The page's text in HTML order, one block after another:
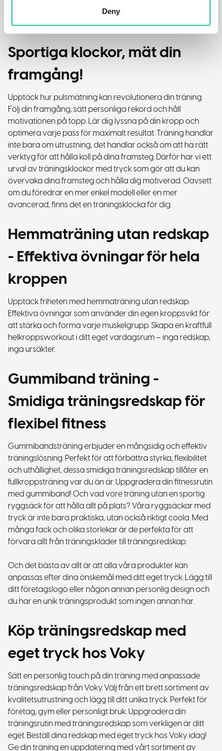
Deny
gymnastikpåsar kommer i olika storlekar och färger och
kan anpassas helt efter dina önskemål.
Sportiga klockor, mät din
framgång!
Upptäck hur pulsmätning kan revolutionera din träning.
Följ din framgång, sätt personliga rekord och håll
motivationen på topp. Lär dig lyssna på din kropp och
optimera varje pass för maximalt resultat. Träning handlar
inte bara om utrustning, det handlar också om att ha rätt
verktyg för att hålla koll på dina framsteg. Därför har vi ett
urval av träningsklockor med tryck som gör att du kan
övervaka dina framsteg och hålla dig motiverad. Oavsett
om du föredrar en mer enkel modell eller en mer
avancerad, finns det en träningsklocka för dig.
Hemmaträning utan redskap
- Effektiva övningar för hela
kroppen
Upptäck friheten med hemmaträning utan redskap.
Effektiva övningar som använder din egen kroppsvikt för
att stärka och forma varje muskelgrupp. Skapa en kraftfull
helkroppsworkout i ditt eget vardagsrum – inga redskap,
inga ursäkter.
Gummiband träning -
Smidiga träningsredskap för
flexibel fitness
Gummibandsträning erbjuder en mångsidig och effektiv
träningslösning. Perfekt för att förbättra styrka, flexibilitet
och uthållighet, dessa smidiga träningsredskap tillåter en
fullkroppsträning var du än är. Uppgradera din fitnessrutin
med gummiband! Och vad vore träning utan en sportig
ryggsäck för att hålla allt på plats? Våra ryggsäckar med
tryck är inte bara praktiska, utan också riktigt coola. Med
många fack och olika storlekar är de perfekta för att
förvara allt från träningskläder till träningsredskap.
Och det bästa av allt är att alla våra produkter kan
anpassas efter dina önskemål med ditt eget tryck. Lägg till
ditt företagslogo eller någon annan personlig design och
du har en unik träningsprodukt som ingen annan har.
Köp träningsredskap med
eget tryck hos Voky
Sätt en personlig touch på din träning med anpassade
träningsredskap från Voky. Välj från ett brett sortiment av
kvalitetsutrustning och lägg till ditt unika tryck. Perfekt för
företag, gym eller personligt bruk. Uppgradera din
träningsrutin med träningsredskap som verkligen är ditt
eget. Beställ dina redskap med eget tryck hos Voky idag!
Ge din träning en uppdatering med vårt sortiment av